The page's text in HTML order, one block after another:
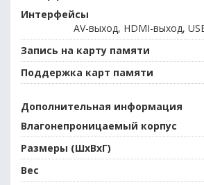
Интерфейсы
AV-выход, HDMI-выход,
Запись на карту памяти
Поддержка карт памяти
Дополнительная информация
Влагонепроницаемый корпус
Размеры (ШхВхГ)
Вес